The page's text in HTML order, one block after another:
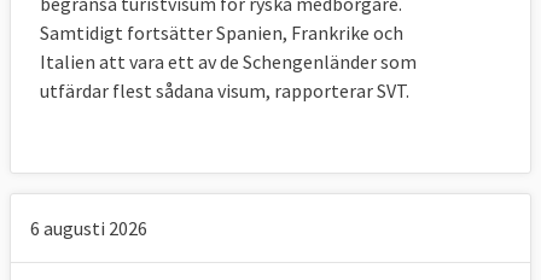
Samtidigt fortsätter Spanien, Frankrike och
Italien att vara ett av de Schengenländer som
utfärdar flest sådana visum, rapporterar SVT.
6 augusti 2026